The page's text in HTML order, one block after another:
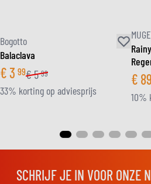
Bogotto
Balaclava
€3 99€5 99
33% korting op adviesprijs
€ 89
10%
SCHRIJF JE IN VOOR ONZE